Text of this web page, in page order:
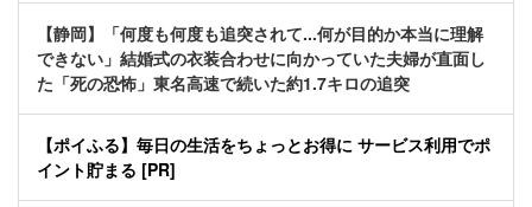
【静岡】「何度も何度も追突されて...何が目的か本当に理解
できない」結婚式の衣装合わせに向かっていた夫婦が直面し
た「死の恐怖」東名高速で続いた約1.7キロの追突
【ポイふる】毎日の生活をちょっとお得に サービス利用でポ
イント貯まる [PR]